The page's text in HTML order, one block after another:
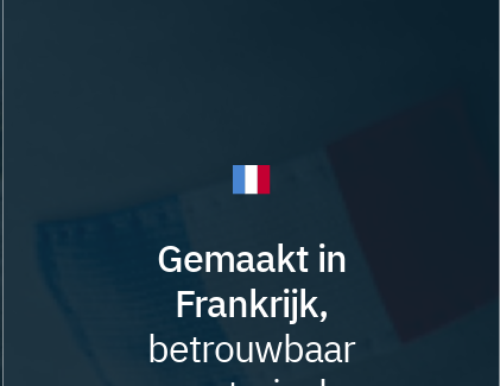
Gemaakt in
Frankrijk,
betrouwbaar